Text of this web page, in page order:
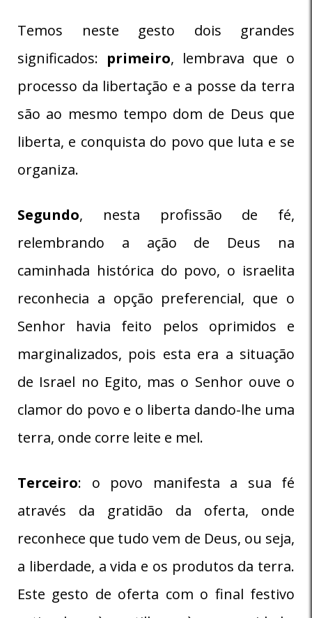
Temos neste gesto dois grandes
significados: primeiro, lembrava que o
processo da libertação e a posse da terra
são ao mesmo tempo dom de Deus que
liberta, e conquista do povo que luta e se
organiza.
Segundo, nesta profissão de fé,
relembrando a ação de Deus na
caminhada histórica do povo, o israelita
reconhecia a opção preferencial, que o
Senhor havia feito pelos oprimidos e
marginalizados, pois esta era a situação
de Israel no Egito, mas o Senhor ouve o
clamor do povo e o liberta dando-lhe uma
terra, onde corre leite e mel.
Terceiro: o povo manifesta a sua fé
através da gratidão da oferta, onde
reconhece que tudo vem de Deus, ou seja,
a liberdade, a vida e os produtos da terra.
Este gesto de oferta com o final festivo